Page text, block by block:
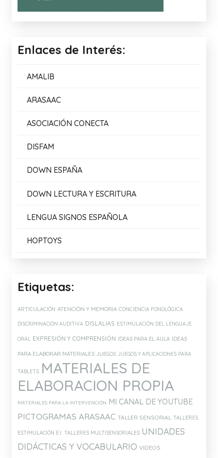
Enlaces de Interés:
AMALIB
ARASAAC
ASOCIACIÓN CONECTA
DISFAM
DOWN ESPAÑA
DOWN LECTURA Y ESCRITURA
LENGUA SIGNOS ESPAÑOLA
HOPTOYS
Etiquetas:
ARTICULACIÓN ATENCIÓN Y MEMORIA CONCIENCIA FONOLÓGICA
DISCRIMINACIÓN AUDITIVA DISLALIAS ESTIMULACIÓN DEL LENGUAJE
ORAL EXPRESIÓN Y COMPRENSIÓN IDEAS PARA EL AULA IDEAS
PARA ELABORAR MATERIALES JUEGOS JUEGOS Y APLICACIONES PARA
TABLETS MATERIALES DE
ELABORACION PROPIA
MATERIALES PARA LA INTERVENCIÓN MI CANAL DE YOUTUBE
PICTOGRAMAS ARASAAC TALLER SENSORIAL TALLERES
ESTIMULACIÓN E.I. TALLERES MULTISENSORIALES UNIDADES
DIDÁCTICAS Y VOCABULARIO VIDEOS